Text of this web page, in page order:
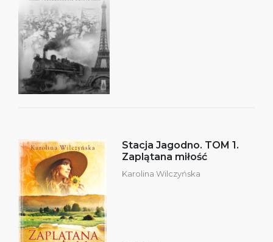
Stacja Jagodno. TOM 1.
Zaplątana miłość
Karolina Wilczyńska